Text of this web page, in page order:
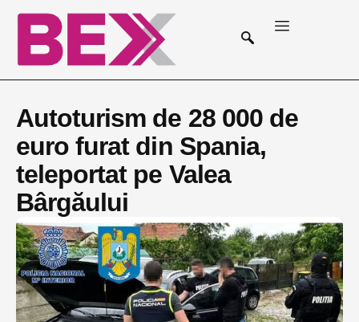
Autoturism de 28 000 de
euro furat din Spania,
teleportat pe Valea
Bârgăului